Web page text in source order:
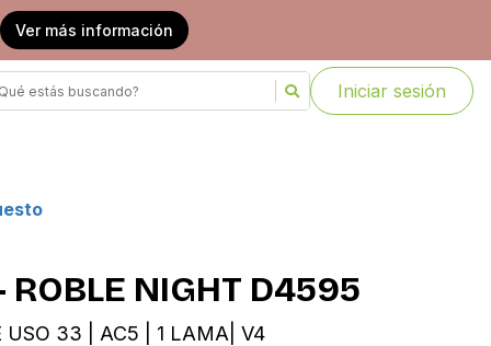
Ver más información
Iniciar sesión
NIGHT D4595
33 | AC5 | 1 LAMA| V4